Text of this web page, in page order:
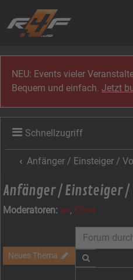
NEU: Events vieler
Bequem und einfach.Jetzt
Schnellzugriff
Anfänger / Einsteiger /
Anfänger / Einsteiger
Moderatoren: as, Chris
Neues Thema